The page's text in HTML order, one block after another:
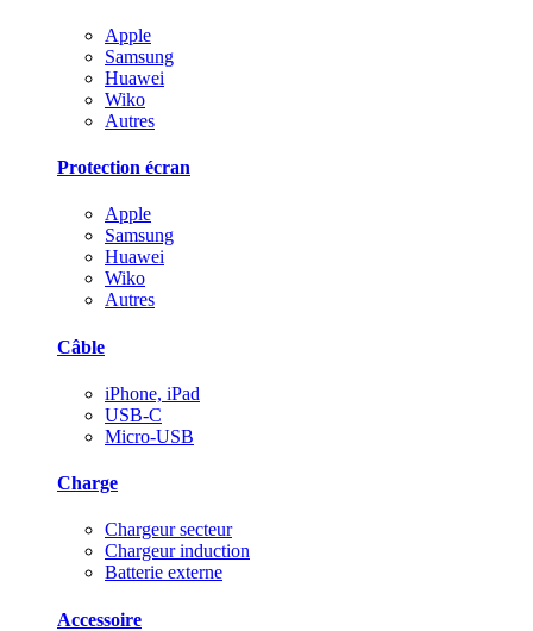
Apple
Samsung
Huawei
Wiko
Autres
Protection écran
Apple
Samsung
Huawei
Wiko
Autres
Câble
iPhone, iPad
USB-C
Micro-USB
Charge
Chargeur secteur
Chargeur induction
Batterie externe
Accessoire